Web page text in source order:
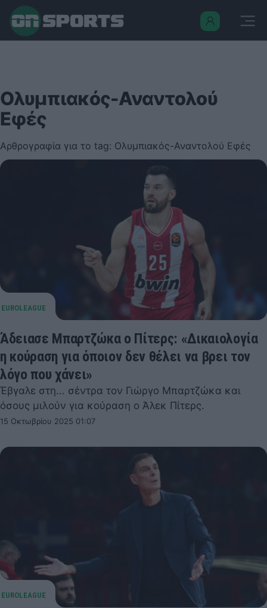
Ολυμπιακός-Αναντολού
Εφές
Αρθρογραφία για το tag: Ολυμπιακός-Αναντολού Εφές
Άδειασε Μπαρτζώκα ο Πίτερς: «Δικαιολογία
η κούραση για όποιον δεν θέλει να βρει τον
λόγο που χάνει»
Έβγαλε στη... σέντρα τον Γιώργο Μπαρτζώκα και
όσους μιλούν για κούραση ο Άλεκ Πίτερς.
15 Οκτωβρίου 2025 01:07